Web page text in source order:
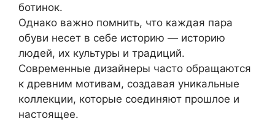
ботинок.
Однако важно помнить, что каждая пара
обуви несет в себе историю — историю
людей, их культуры и традиций.
Современные дизайнеры часто обращаются
к древним мотивам, создавая уникальные
коллекции, которые соединяют прошлое и
настоящее.